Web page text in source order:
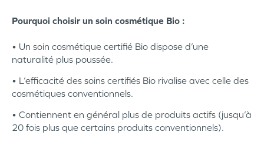
Pourquoi choisir un soin cosmétique Bio :
• Un soin cosmétique certifié Bio dispose d’une
naturalité plus poussée.
• L’efficacité des soins certifiés Bio rivalise avec celle des
cosmétiques conventionnels.
• Contiennent en général plus de produits actifs (jusqu’à
20 fois plus que certains produits conventionnels).